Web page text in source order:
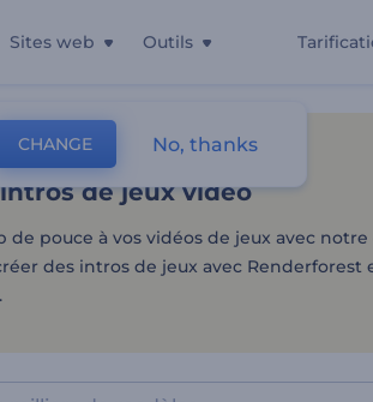
Sites web Outils
de jeux
Intros Et Logos Intros De Jeux Vidéo
de jeux vidéo
de pouce à vos vidéos de jeux avec
des intros de jeux avec Renderforest
CHANGE No, thanks